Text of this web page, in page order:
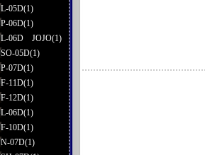
L-05D(1)
P-06D(1)
L-06D JOJO(1)
SO-05D(1)
P-07D(1)
F-11D(1)
F-12D(1)
L-06D(1)
F-10D(1)
N-07D(1)